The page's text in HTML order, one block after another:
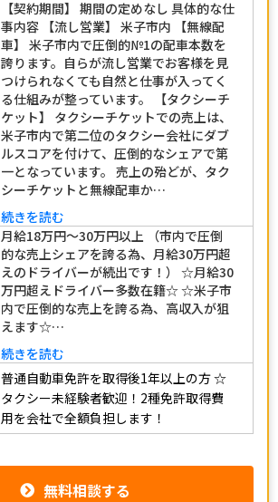
【契約期間】 期間の定めなし 具体的な仕
事内容 【流し営業】 米子市内 【無線配
車】 米子市内で圧倒的№1の配車本数を
誇ります。自らが流し営業でお客様を見
つけられなくても自然と仕事が入ってく
る仕組みが整っています。 【タクシーチ
ケット】 タクシーチケットでの売上は、
米子市内で第二位のタクシー会社にダブ
ルスコアを付けて、圧倒的なシェアで第
一となっています。 売上の殆どが、タク
シーチケットと無線配車か…
続きを読む
月給18万円～30万円以上 （市内で圧倒
的な売上シェアを誇る為、月給30万円超
えのドライバーが続出です！） ☆月給30
万円超えドライバー多数在籍☆ ☆米子市
内で圧倒的な売上を誇る為、高収入が狙
えます☆…
続きを読む
普通自動車免許を取得後1年以上の方☆
タクシー未経験者歓迎！2種免許取得費
用を会社で全額負担します！
無料相談する